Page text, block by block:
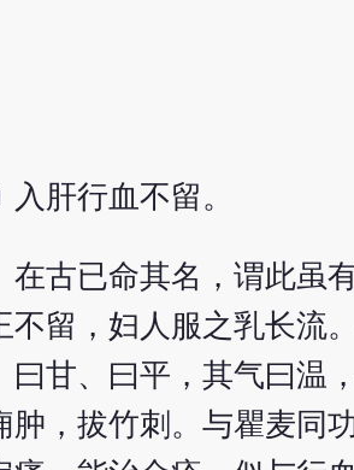
入肝行血不留。
在古已命其名，谓此虽
不留，妇人服之乳长流
曰甘、曰平，其气曰温
肿，拔竹刺。与瞿麦同